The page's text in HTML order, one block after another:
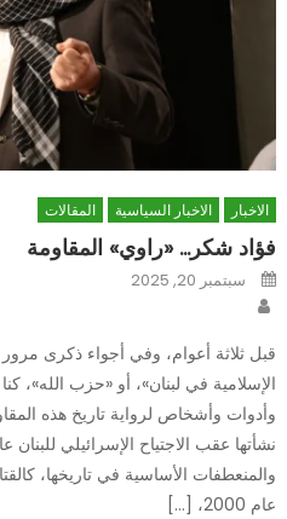
الاخبار الاخبار السياسية المقالات
فؤاد شكر… «راوي» المقاومة
Posted
onسبتمبر 20, 2025
الإسلامية في لبنان»، أو «حزب الله»،
وأدوات وأشخاص لرواية تاريخ هذه
والمنعطفات الأساسية في تاريخها،
عام 2000، […]